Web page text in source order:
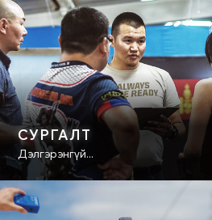
СУРГАЛТ
Дэлгэрэнгүй...